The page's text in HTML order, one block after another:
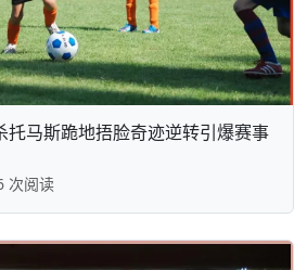
托马斯跪地捂脸奇迹逆转引爆赛事
次阅读